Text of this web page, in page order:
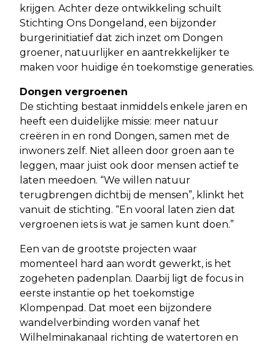
krijgen. Achter deze ontwikkeling schuilt
Stichting Ons Dongeland, een bijzonder
burgerinitiatief dat zich inzet om Dongen
groener, natuurlijker en aantrekkelijker te
maken voor huidige én toekomstige generaties.
Dongen vergroenen
De stichting bestaat inmiddels enkele jaren en
heeft een duidelijke missie: meer natuur
creëren in en rond Dongen, samen met de
inwoners zelf. Niet alleen door groen aan te
leggen, maar juist ook door mensen actief te
laten meedoen. “We willen natuur
terugbrengen dichtbij de mensen”, klinkt het
vanuit de stichting. “En vooral laten zien dat
vergroenen iets is wat je samen kunt doen.”
Een van de grootste projecten waar
momenteel hard aan wordt gewerkt, is het
zogeheten padenplan. Daarbij ligt de focus in
eerste instantie op het toekomstige
Klompenpad. Dat moet een bijzondere
wandelverbinding worden vanaf het
Wilhelminakanaal richting de watertoren en